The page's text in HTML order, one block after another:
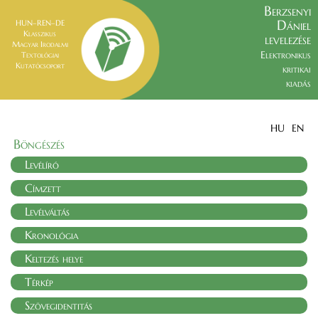
HUN–REN–DE
Klasszikus
Magyar Irodalmi
Textológiai
Kutatócsoport
Berzsenyi
Dániel
levelezése
Elektronikus
kritikai
kiadás
HU EN
Böngészés
Levélíró
Címzett
Levélváltás
Kronológia
Keltezés helye
Térkép
Szövegidentitás